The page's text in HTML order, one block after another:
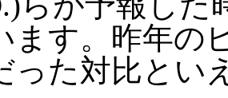
ます。昨年の
った対比とい